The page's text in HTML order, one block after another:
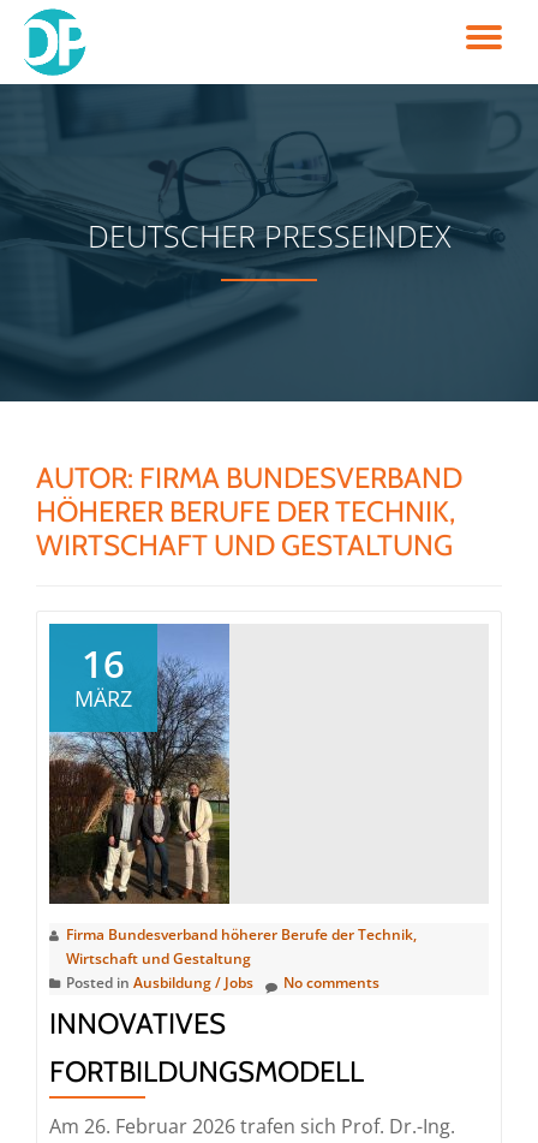
Skip
to
DEUTSCHER PRESSEINDEX
AUTOR: FIRMA BUNDESVERBAND
HÖHERER BERUFE DER TECHNIK,
WIRTSCHAFT UND GESTALTUNG
16
MÄRZ
Firma Bundesverband höherer Berufe der Technik,
Wirtschaft und Gestaltung
Posted in Ausbildung / Jobs No comments
INNOVATIVES
FORTBILDUNGSMODELL
Am 26. Februar 2026 trafen sich Prof. Dr.-Ing.